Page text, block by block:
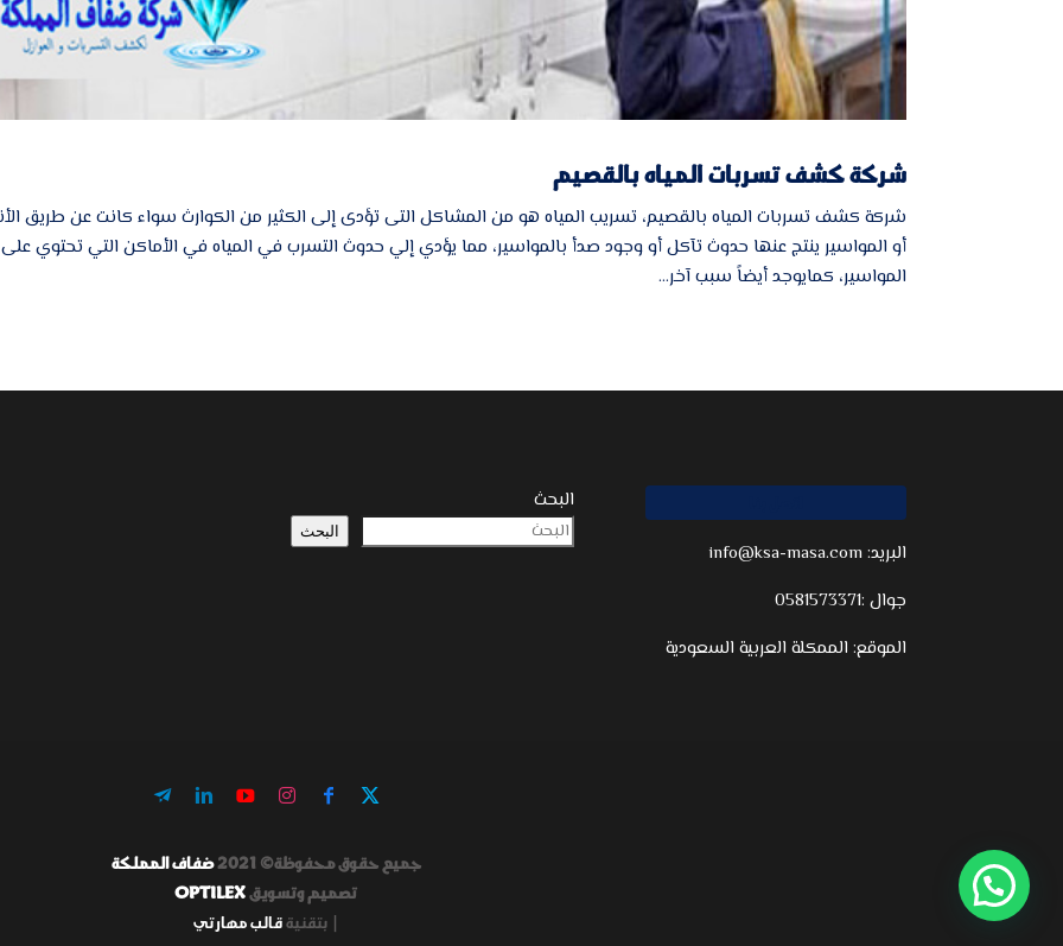
شركة كشف تسربات المياه بالقصيم
شركة كشف تسربات المياه بالقصيم، تسريب المياه هو من المشاكل التى تؤدى إلى الكثير من الكوارث سواء كانت عن طريق
أو المواسير ينتج عنها حدوث تآكل أو وجود صدأ بالمواسير، مما يؤدي إلي حدوث التسرب في المياه في الأماكن التي تحتوي على
المواسير، كمايوجد أيضاً سبب آخر...
info@ksa-masa.com :البريد
جوال :0581573371
الموقع: الممكلة العربية السعودية
البحث
البحث
جميع حقوق محفوظة© 2021
ضفاف المملكة
تصميم وتسويقOPTILEX
|بتقنيةقالب مهارتي